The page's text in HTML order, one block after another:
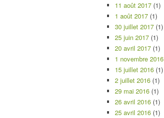
11 août 2017 (1)
1 août 2017 (1)
30 juillet 2017 (1)
25 juin 2017 (1)
20 avril 2017 (1)
1 novembre 2016
15 juillet 2016 (1)
2 juillet 2016 (1)
29 mai 2016 (1)
26 avril 2016 (1)
25 avril 2016 (1)